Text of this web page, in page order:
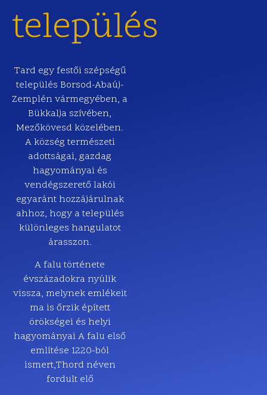
település
Tard egy festői szépségű
település Borsod-Abaúj-
Zemplén vármegyében, a
Bükkalja szívében,
Mezőkövesd közelében.
A község természeti
adottságai, gazdag
hagyományai és
vendégszerető lakói
egyaránt hozzájárulnak
ahhoz, hogy a település
különleges hangulatot
árasszon.
A falu története
évszázadokra nyúlik
vissza, melynek emlékeit
ma is őrzik épített
örökségei és helyi
hagyományai A falu első
említése 1220-ból
ismert,Thord néven
fordult elő